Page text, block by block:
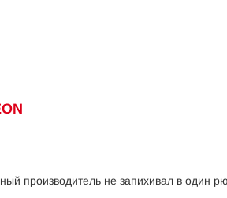
производитель не запихивал в один